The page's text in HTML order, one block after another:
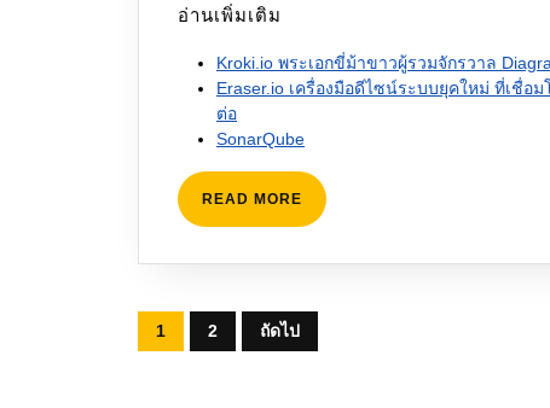
อ่านเพิ่มเติม
Kroki.io พระเอกขี่ม้าขาวผู้รวมจักรวาล
Eraser.io เครื่องมือดีไซน์ระบบยุคใหม่ ที่เชื่อ
ต่อ
SonarQube
READ MORE READ
MORE
Posts
1 2 ถัดไป